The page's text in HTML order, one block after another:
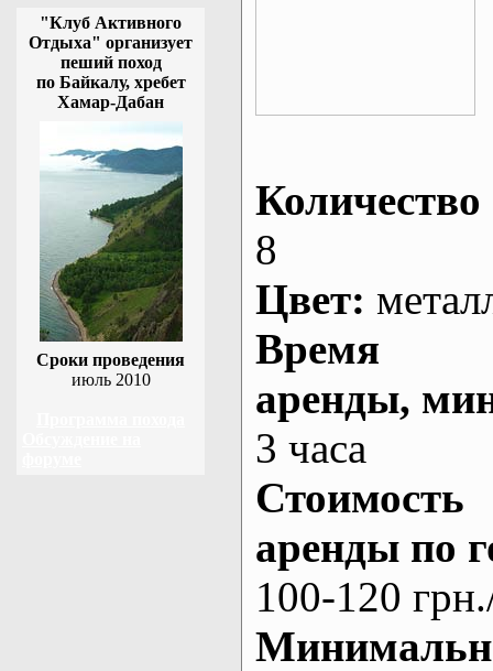
"Клуб Активного
Отдыха" организует
пеший поход
по Байкалу, хребет
Хамар-Дабан
Сроки проведения
июль 2010
Количество
8
Цвет:
Время
аренды,
3 часа
Стоимость
аренды по
100-120